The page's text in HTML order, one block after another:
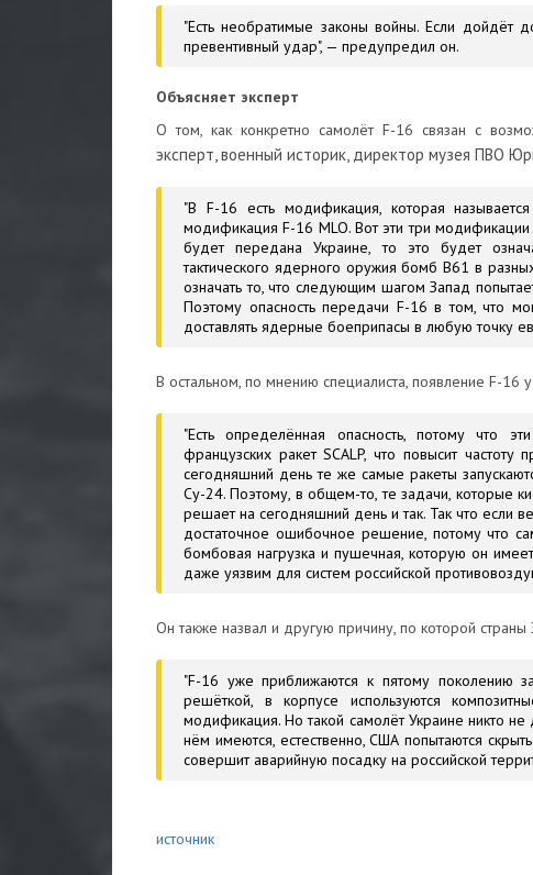
"Есть необратимые законы войны. Если дойдёт
превентивный удар", — предупредил он.
Объясняет эксперт
О том, как конкретно самолёт F-16 связан с
эксперт, военный историк, директор музея ПВО
"В F-16 есть модификация, которая
модификация F-16 MLO. Вот эти три
будет передана Украине, то это будет
тактического ядерного оружия бомб B61 в
означать то, что следующим шагом Запад
Поэтому опасность передачи F-16 в том, что
доставлять ядерные боеприпасы в любую точку
В остальном, по мнению специалиста, появление F-16
"Есть определённая опасность, потому что
французских ракет SCALP, что повысит
сегодняшний день те же самые ракеты
Су-24. Поэтому, в общем-то, те задачи, которые
решает на сегодняшний день и так. Так что если
достаточное ошибочное решение, потому что
бомбовая нагрузка и пушечная, которую он
даже уязвим для систем российской
Он также назвал и другую причину, по которой
"F-16 уже приближаются к пятому поколению
решёткой, в корпусе используются
модификация. Но такой самолёт Украине никто
нём имеются, естественно, США попытаются
совершит аварийную посадку на российской
источник